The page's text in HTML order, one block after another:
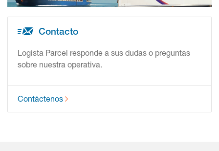
Contacto
Logista Parcel responde a sus dudas o preguntas
sobre nuestra operativa.
Contáctenos